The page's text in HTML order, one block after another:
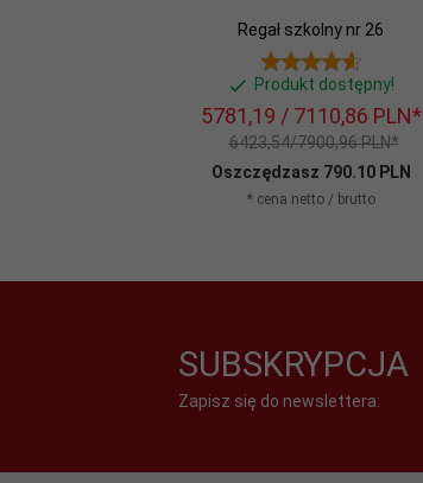
Regał szkolny nr 26
Produkt dostępny!
5781,19 / 7110,86 PLN*
6423,54/7900,96 PLN*
Oszczędzasz 790.10 PLN
* cena netto / brutto
SUBSKRYPCJA
Zapisz się do newslettera: